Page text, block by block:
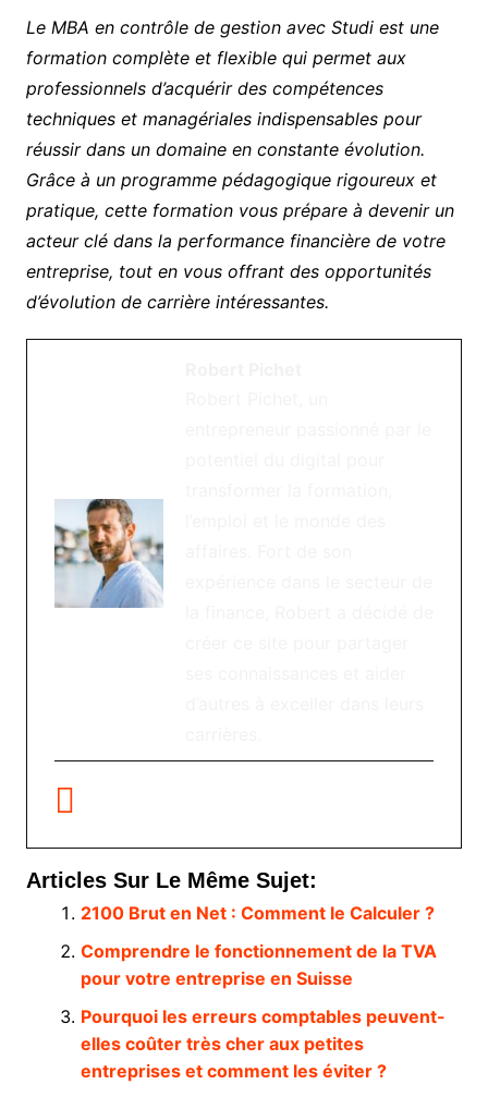
Le MBA en contrôle de gestion avec Studi est une
formation complète et flexible qui permet aux
professionnels d’acquérir des compétences
techniques et managériales indispensables pour
réussir dans un domaine en constante évolution.
Grâce à un programme pédagogique rigoureux et
pratique, cette formation vous prépare à devenir un
acteur clé dans la performance financière de votre
entreprise, tout en vous offrant des opportunités
d’évolution de carrière intéressantes.
Articles Sur Le Même Sujet:
2100 Brut en Net : Comment le Calculer ?
Comprendre le fonctionnement de la TVA
pour votre entreprise en Suisse
Pourquoi les erreurs comptables peuvent-
elles coûter très cher aux petites
entreprises et comment les éviter ?